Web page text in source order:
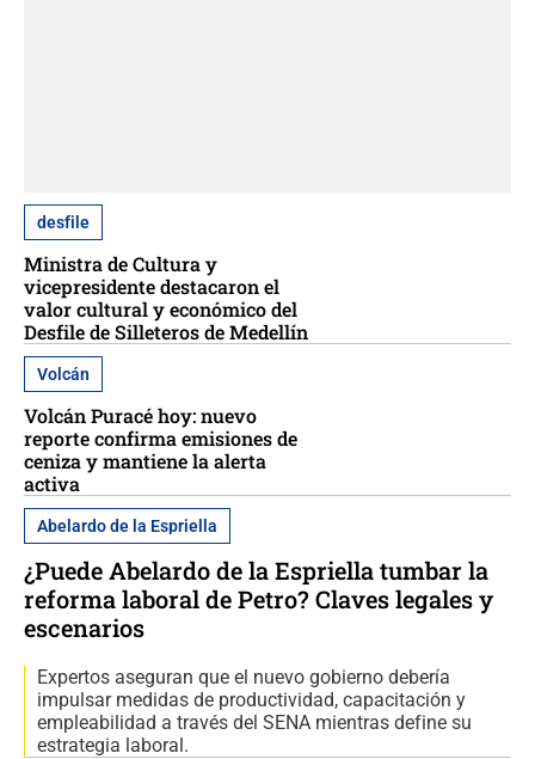
desfile
Ministra de Cultura y
vicepresidente destacaron el
valor cultural y económico del
Desfile de Silleteros de Medellín
Volcán
Volcán Puracé hoy: nuevo
reporte confirma emisiones de
ceniza y mantiene la alerta
activa
Abelardo de la Espriella
¿Puede Abelardo de la Espriella tumbar la
reforma laboral de Petro? Claves legales y
escenarios
Expertos aseguran que el nuevo gobierno debería
impulsar medidas de productividad, capacitación y
empleabilidad a través del SENA mientras define su
estrategia laboral.